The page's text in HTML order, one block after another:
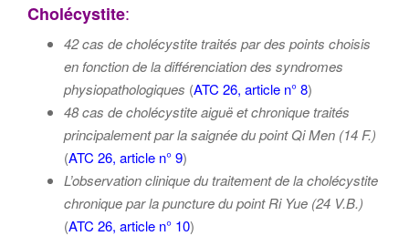
Cholécystite:
42 cas de cholécystite traités par des points choisis
en fonction de la différenciation des syndromes
physiopathologiques (ATC 26, article n° 8)
48 cas de cholécystite aiguë et chronique traités
principalement par la saignée du pointQi Men (14 F.)
(ATC 26, article n° 9)
L’observation clinique du traitement de la cholécystite
chronique par la puncture du pointRi Yue (24 V.B.)
(ATC 26, article n° 10)